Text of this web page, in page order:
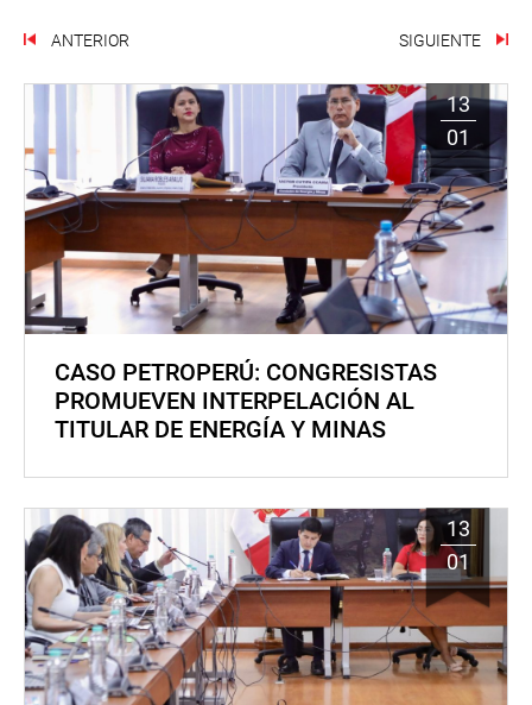
ANTERIOR SIGUIENTE
13
01
CASO PETROPERÚ: CONGRESISTAS
PROMUEVEN INTERPELACIÓN AL
TITULAR DE ENERGÍA Y MINAS
13
01